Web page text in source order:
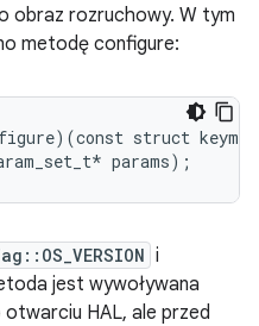
obraz rozruchowy. W tym
metodę configure:
struct
i
jest wywoływana
HAL, ale przed